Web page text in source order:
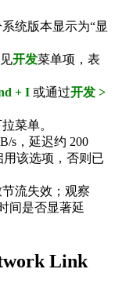
系统版本显示为“显
开发菜单项，表
+ I 或通过开发 >
菜单。
s，延迟约 200
用该选项，否则已
节流失效；观察
间是否显著延
Link